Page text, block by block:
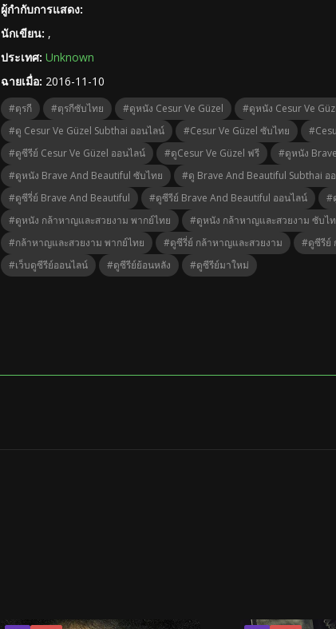
ผู้กำกับการแสดง:
นักเขียน: ,
ประเทศ: Unknown
ฉายเมื่อ: 2016-11-10
#ตุรกี #ตุรกีซับไทย #ดูหนัง Cesur Ve Güzel #ดูหนัง Cesur Ve
#ดู Cesur Ve Güzel Subthai ออนไลน์
#Cesur Ve Güzel ซับไทย
#ดูซีรีย์ Cesur Ve Güzel ออนไลน์
#ดูCesur Ve Güzel ฟรี #ดูหนัง
#ดูหนัง Brave And Beautiful ซับไทย
#ดู Brave And Beautiful Subthai อ
#ดูซีรี่ย์ Brave And Beautiful
#ดูซีรีย์ Brave And Beautiful ออนไลน์ #
#ดูหนัง กล้าหาญและสวยงาม พากย์ไทย
#ดูหนัง กล้าหาญและสวยงาม ซับไ
#กล้าหาญและสวยงาม พากย์ไทย
#ดูซีรี่ย์ กล้าหาญและสวยงาม #ดูซีรีย์
#เว็บดูซีรีย์ออนไลน์
#ดูซีรีย์ย้อนหลัง #ดูซีรีย์มาใหม่